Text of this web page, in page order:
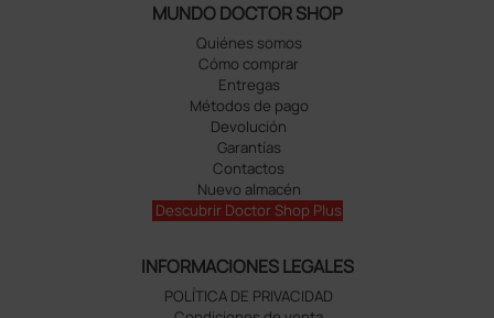
MUNDO DOCTOR SHOP
Quiénes somos
Cómo comprar
Entregas
Métodos de pago
Devolución
Garantías
Contactos
Nuevo almacén
Descubrir Doctor Shop Plus
INFORMACIONES LEGALES
POLÍTICA DE PRIVACIDAD